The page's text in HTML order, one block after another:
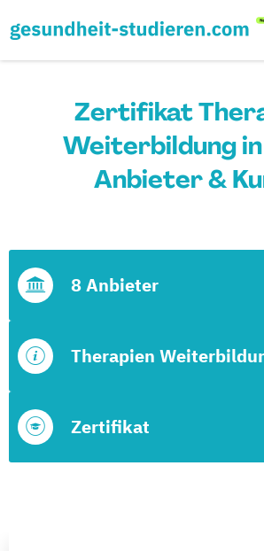
Zertifikat
Weiterbildung in
Anbieter &
Zertifikat
Therapien
8 Anbieter